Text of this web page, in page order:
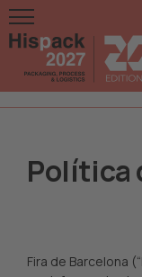
Política
Fira de Barcelona